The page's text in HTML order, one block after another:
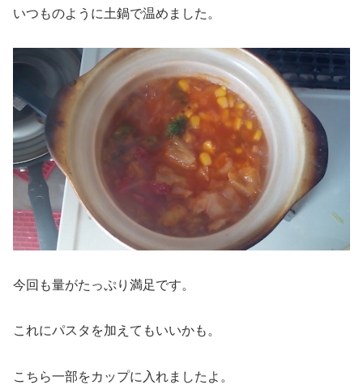
いつものように土鍋で温めました。
今回も量がたっぷり満足です。
これにパスタを加えてもいいかも。
こちら一部をカップに入れましたよ。